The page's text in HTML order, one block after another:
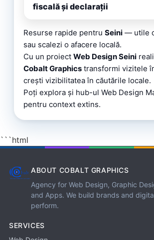
fiscală și declarații
Resurse rapide pentru Seini — utile
sau scalezi o afacere locală.
Cu un proiect Web Design Seini
Cobalt Graphics transformi vizitele
crești vizibilitatea în căutările locale.
Poți explora și hub-ul Web Design
pentru context extins.
```html
ABOUT COBALT GRAPHICS
Agency for Web Design, Graphic
and Apps. We build brands and
perform.
SERVICES